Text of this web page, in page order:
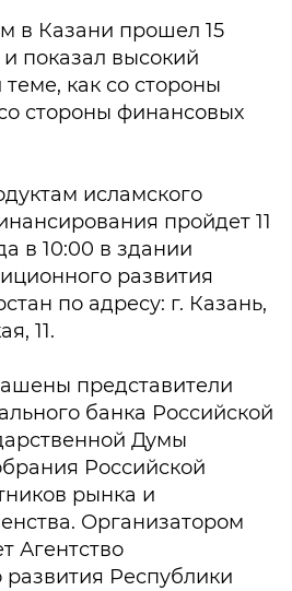
в Казани прошел 15
показал высокий
как со стороны
стороны финансовых
исламского
пройдет 11
в 10:00 в здании
развития
по адресу: г. Казань,
11.
представители
банка Российской
Думы
Российской
рынка и
Организатором
Агентство
Республики